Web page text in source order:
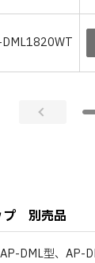
プ 別売品
DML型、AP-